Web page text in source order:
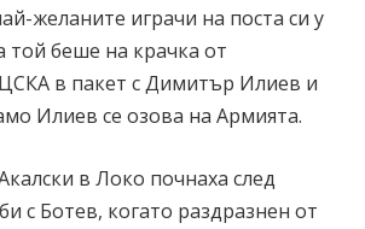
желаните играчи на поста си у
той беше на крачка от
в пакет с Димитър Илиев и
Илиев се озова на Армията.
в Локо почнаха след
с Ботев, когато раздразнен от